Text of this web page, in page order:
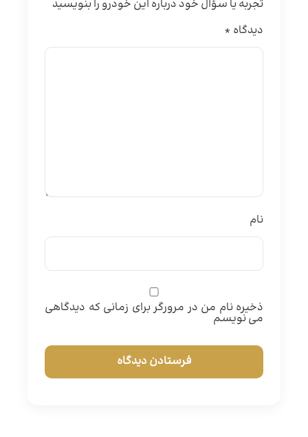
تجربه یا سؤال خود درباره این خودرو را بنویسید
دیدگاه *
نام
ذخیره نام من در مرورگر برای زمانی که دیدگاهی
می نویسم